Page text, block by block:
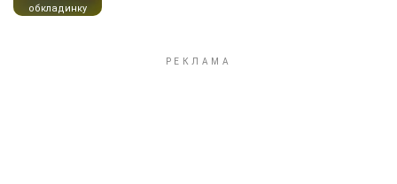
обкладинку